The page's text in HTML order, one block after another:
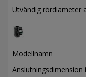
Utvändig rördiameter
Modellnamn
Anslutningsdimension